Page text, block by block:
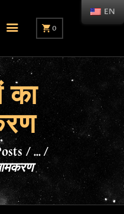
0
का
...
EN